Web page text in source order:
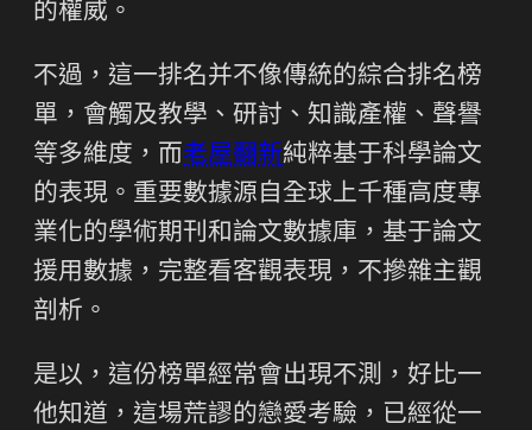
的權威。
不過，這一排名并不像傳統的綜合排名榜
單，會觸及教學、研討、知識產權、聲譽
等多維度，而老屋翻新純粹基于科學論文
的表現。重要數據源自全球上千種高度專
業化的學術期刊和論文數據庫，基于論文
援用數據，完整看客觀表現，不摻雜主觀
剖析。
是以，這份榜單經常會出現不測，好比一
他知道，這場荒謬的戀愛考驗，已經從一